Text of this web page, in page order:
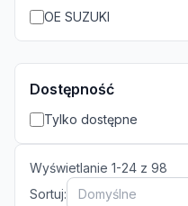
OE SUZUKI
Dostępność
Tylko dostępne
Wyświetlanie 1-24 z 98
Sortuj:
Domyślne